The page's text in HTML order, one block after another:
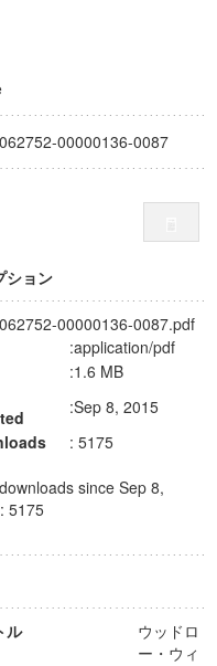
ログラム市民社会ガバナンス
ログラム論理と感性の先端的
グラム「超成熟社会発展のサ
00000136-0087
ション
00000136-0087.pdf
:application/pdf
:1.6 MB
:Sep 8, 2015
: 5175
since Sep 8,
5175
ル
ウッドロ
ー・ウィ